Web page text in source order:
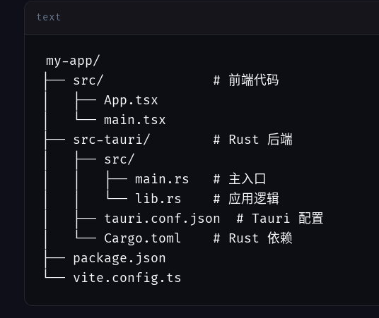
text
my-app/
├── src/              # 前端代码
│   ├── App.tsx
│   └── main.tsx
├── src-tauri/        # Rust 后端
│   ├── src/
│   │   ├── main.rs   # 主入口
│   │   └── lib.rs    # 应用逻辑
│   ├── tauri.conf.json  # Tauri 配置
│   └── Cargo.toml    # Rust 依赖
├── package.json
└── vite.config.ts